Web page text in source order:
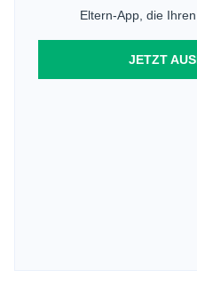
Eltern-App, die
JETZT